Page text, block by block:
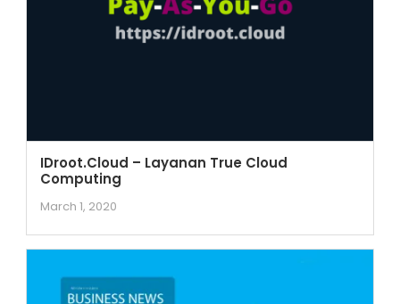
IDroot.Cloud – Layanan True Cloud
Computing
March 1, 2020